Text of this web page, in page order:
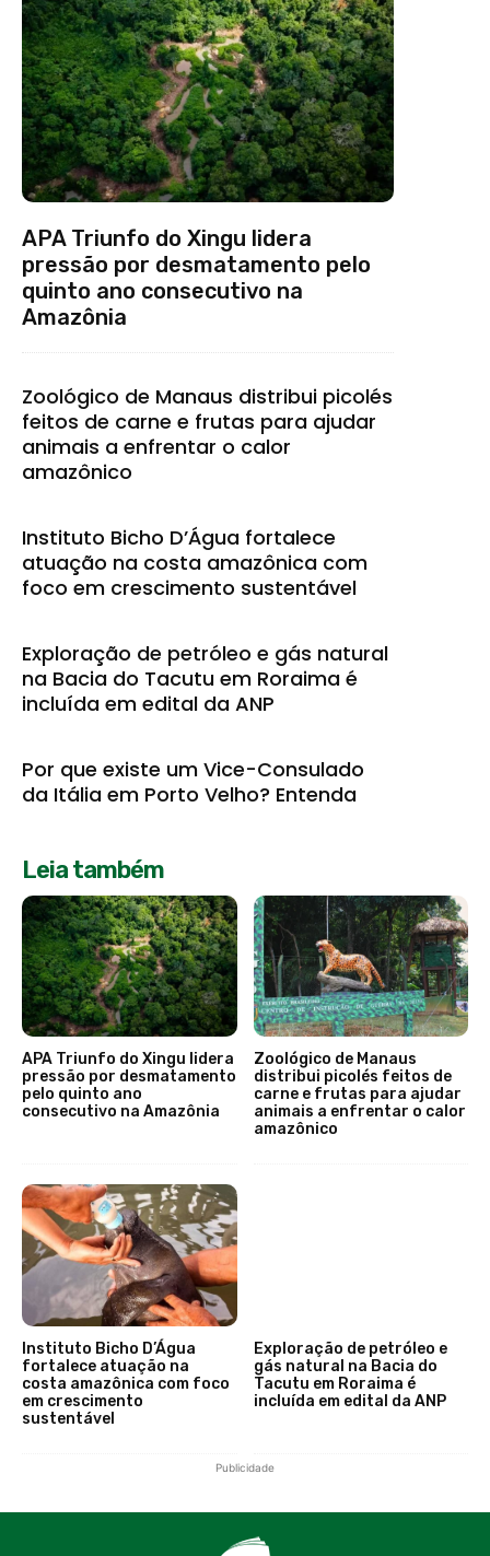
APA Triunfo do Xingu lidera
pressão por desmatamento pelo
quinto ano consecutivo na
Amazônia
Zoológico de Manaus distribui picolés
feitos de carne e frutas para ajudar
animais a enfrentar o calor
amazônico
Instituto Bicho D’Água fortalece
atuação na costa amazônica com
foco em crescimento sustentável
Exploração de petróleo e gás natural
na Bacia do Tacutu em Roraima é
incluída em edital da ANP
Por que existe um Vice-Consulado
da Itália em Porto Velho? Entenda
Leia também
APA Triunfo do Xingu lidera
pressão por desmatamento
pelo quinto ano
consecutivo na Amazônia
Zoológico de Manaus
distribui picolés feitos de
carne e frutas para ajudar
animais a enfrentar o calor
amazônico
Instituto Bicho D’Água
fortalece atuação na
costa amazônica com foco
em crescimento
sustentável
Exploração de petróleo e
gás natural na Bacia do
Tacutu em Roraima é
incluída em edital da ANP
Publicidade